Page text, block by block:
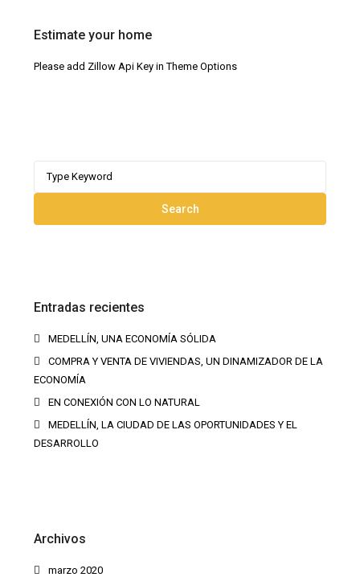
Estimate your home
Please add Zillow Api Key in Theme Options
Search
Entradas recientes
MEDELLÍN, UNA ECONOMÍA SÓLIDA
COMPRA Y VENTA DE VIVIENDAS, UN DINAMIZADOR DE LA
ECONOMÍA
EN CONEXIÓN CON LO NATURAL
MEDELLÍN, LA CIUDAD DE LAS OPORTUNIDADES Y EL
DESARROLLO
Archivos
marzo 2020